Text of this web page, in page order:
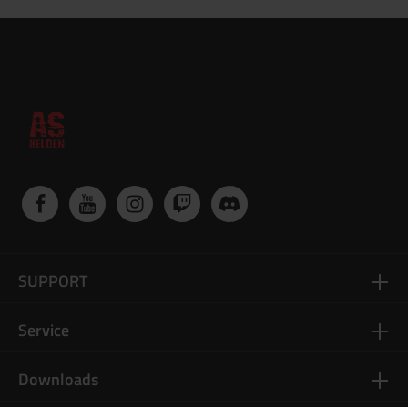
SUPPORT
Service
Downloads